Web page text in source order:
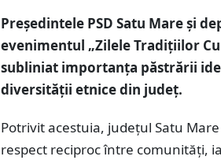
Președintele PSD Satu Mare și
evenimentul „Zilele Tradițiilor
subliniat importanța păstrării
diversității etnice din județ.
Potrivit acestuia, județul Satu
respect reciproc între comunități,